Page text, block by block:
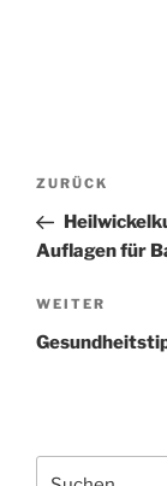
Vorheriger
Beitrag
ZURÜCK
Auflagen für
Nächster
Beitrag
WEITER